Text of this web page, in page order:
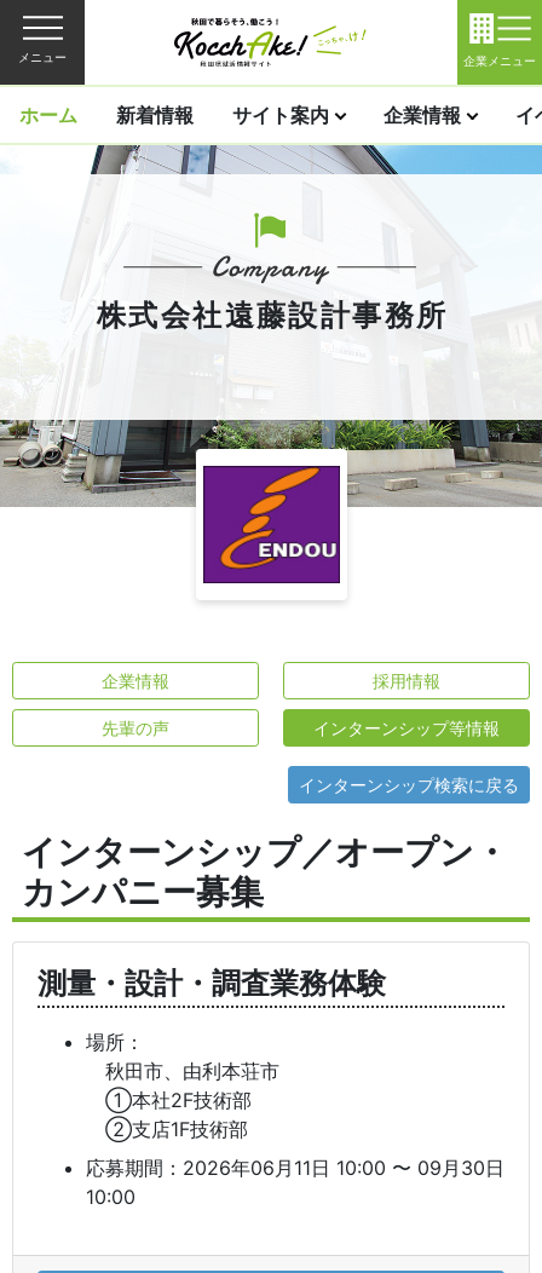
メニュー 企業メニュー
ホーム 新着情報 サイト案内 企業情報 イ
株式会社遠藤設計事務所
企業情報 採用情報
先輩の声 インターンシップ等情報
インターンシップ検索に戻る
インターンシップ／オープン・
カンパニー募集
測量・設計・調査業務体験
場所：
秋田市、由利本荘市
①本社2F技術部
②支店1F技術部
応募期間：2026年06月11日 10:00 〜 09月30日
10:00